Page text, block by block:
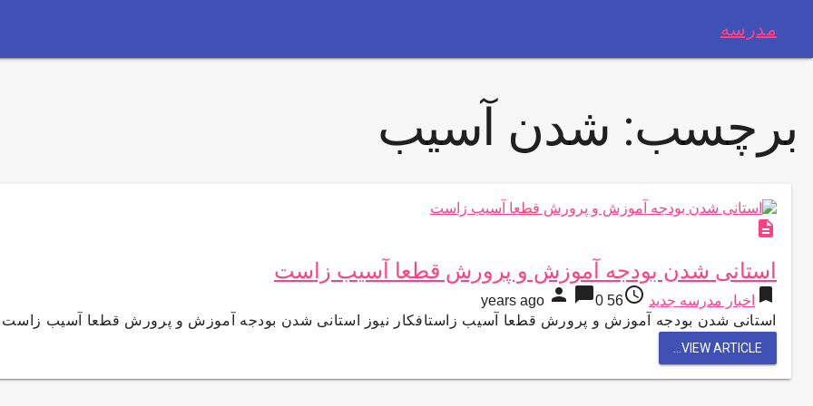
مدرسه
برچسب: شدن آسیب
description
استانی شدن بودجه آموزش و پرورش قطعا آسیب زاست
bookmark اخبار مدرسه جدید access_time
56 years ago
person chat_bubble0
استانی شدن بودجه آموزش و پرورش قطعا آسیب زاستافکار نیوز استانی شدن بودجه آموزش و پرورش قطعا آسیب زاست
VIEW ARTICLE...